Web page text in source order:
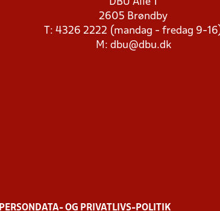
DBU Allé 1
2605 Brøndby
T: 4326 2222 (mandag - fredag 9-
M: dbu@dbu.dk
PERSONDATA- OG PRIVATLIVS-POLITIK